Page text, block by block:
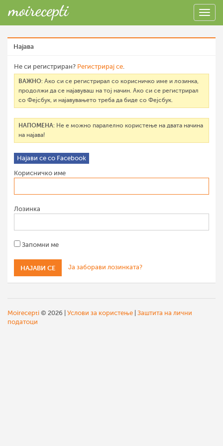
Најава
Не си регистриран? Регистрирај се.
ВАЖНО: Ако си се регистрирал со корисничко име и лозинка,
продолжи да се најавуваш на тој начин. Ако си се регистрирал
со Фејсбук, и најавувањето треба да биде со Фејсбук.
НАПОМЕНА: Не е можно паралелно користење на двата начина
на најава!
Најави се со Facebook
Корисничко име
Лозинка
Запомни ме
Ја заборави лозинката?
Moirecepti © 2026 | Услови за користење Заштита на лични
податоци